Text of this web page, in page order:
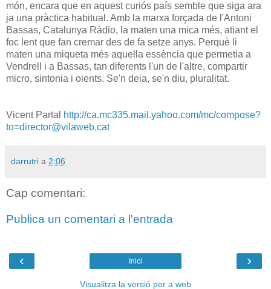
món, encara que en aquest curiós país semble que siga ara
ja una pràctica habitual. Amb la marxa forçada de l'Antoni
Bassas, Catalunya Ràdio, la maten una mica més, atiant el
foc lent que fan cremar des de fa setze anys. Perquè li
maten una miqueta més aquella essència que permetia a
Vendrell i a Bassas, tan diferents l'un de l'altre, compartir
micro, sintonia i oients. Se'n deia, se'n diu, pluralitat.
Vicent Partal
http://ca.mc335.mail.yahoo.com/mc/compose?
to=director@vilaweb.cat
darrutri a 2:06
Cap comentari:
Publica un comentari a l'entrada
‹ ›
Inici
Visualitza la versió per a web